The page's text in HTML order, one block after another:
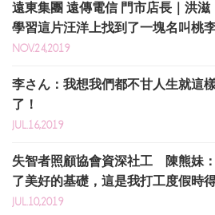
遠東集團 遠傳電信 門市店長｜洪滋
學習這片汪洋上找到了一塊名叫桃
NOV.24,2019
李さん：我想我們都不甘人生就這
了！
JUL.16,2019
失智者照顧協會資深社工 陳熊妹
了美好的基礎，這是我打工度假時
JUL.10,2019